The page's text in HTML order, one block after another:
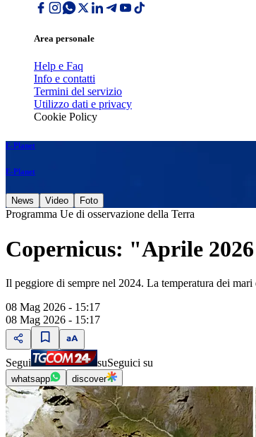
Area personale
Help e Faq
Info e contatti
Termini del servizio
Utilizzo dati e privacy
Cookie Policy
E-Planet
E-Planet
News Video Foto
Programma Ue di osservazione della Terra
Copernicus: "Aprile
Il peggiore di sempre nel 2024. La temperatura dei
08 Mag 2026 - 15:17
08 Mag 2026 - 15:17
Segui suSeguici su
whatsapp discover